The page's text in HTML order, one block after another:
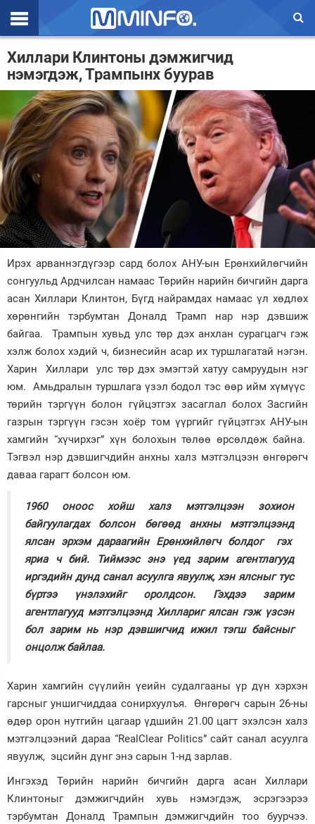
Эхлэл
Цаг агаар
Валют ханш
Улс төр
Эдийн засаг
Үзэл бодол
Спорт
Нийгэм
Дэлхий
Зурхай
Хиллари Клинтоны дэмжигчид
нэмэгдэж, Трампынх буурав
Ирэх арваннэгдүгээр сард болох АНУ-ын Ерөнхийлөгчийн
сонгуульд Ардчилсан намаас Төрийн нарийн бичгийн дарга
асан Хиллари Клинтон, Бүгд найрамдах намаас үл хөдлөх
хөрөнгийн тэрбумтан Доналд Трамп нар нэр дэвшиж
байгаа. Трампын хувьд улс төр дэх анхлан сурагцагч гэж
хэлж болох хэдий ч, бизнесийн асар их туршлагатай нэгэн.
Харин Хиллари улс төр дэх эмэгтэй хатуу самруудын нэг
юм. Амьдралын туршлага үзэл бодол тэс өөр ийм хүмүүс
төрийн тэргүүн болон гүйцэтгэх засаглал болох Засгийн
газрын тэргүүн гэсэн хоёр том үүргийг гүйцэтгэх АНУ-ын
хамгийн “хүчирхэг” хүн болохын төлөө өрсөлдөж байна.
Тэгвэл нэр дэвшигчдийн анхны халз мэтгэлцээн өнгөрөгч
даваа гарагт болсон юм.
1960 оноос хойш халз мэтгэлцээн зохион
байгуулагдах болсон бөгөөд анхны мэтгэлцээнд
ялсан эрхэм дараагийн Ерөнхийлөгч болдог гэх
яриа ч бий. Тиймээс энэ үед зарим агентлагууд
иргэдийн дунд санал асуулга явуулж, хэн ялсныг тус
бүртээ үнэлэхийг оролдсон. Гэхдээ зарим
агентлагууд мэтгэлцээнд Хиллариг ялсан гэж үзсэн
бол зарим нь нэр дэвшигчид ижил тэгш байсныг
онцолж байлаа.
Харин хамгийн сүүлийн үеийн судалгааны үр дүн хэрхэн
гарсныг уншигчиддаа сонирхуулъя. Өнгөрөгч сарын 26-ны
өдөр орон нутгийн цагаар үдшийн 21.00 цагт эхэлсэн халз
мэтгэлцээний дараа “RealClear Politics” сайт санал асуулга
явуулж, эцсийн дүнг энэ сарын 1-нд зарлав.
Ингэхэд Төрийн нарийн бичгийн дарга асан Хиллари
Клинтоныг дэмжигчдийн хувь нэмэгдэж, эсрэгээрээ
тэрбумтан Доналд Трампын дэмжигчдийн тоо буурчээ.